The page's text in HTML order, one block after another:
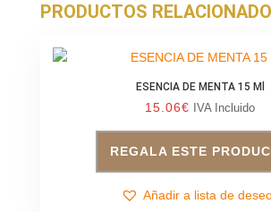
PRODUCTOS
ESENCIA DE MENTA 15 Ml
15.06€ IVA Incluido
REGALA ESTE
Añadir a lista de